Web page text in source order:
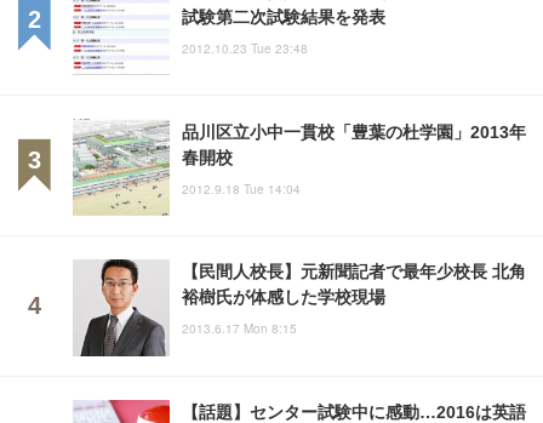
試験第二次試験結果を発表
2012.10.23 Tue 23:48
品川区立小中一貫校「豊葉の杜学園」2013年
春開校
2012.9.18 Tue 14:04
【民間人校長】元新聞記者で最年少校長 北角
裕樹氏が体感した学校現場
2013.6.17 Mon 8:15
【話題】センター試験中に感動…2016は英語